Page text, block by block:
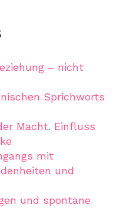
– nicht
Sprichworts
Macht. Einfluss
mit
und
und spontane